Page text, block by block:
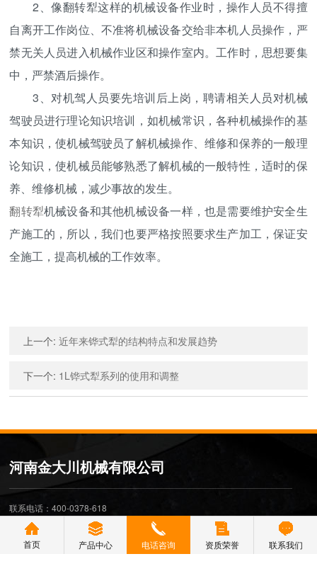
2、像翻转犁这样的机械设备作业时，操作人员不得擅
自离开工作岗位、不准将机械设备交给非本机人员操作，严
禁无关人员进入机械作业区和操作室内。工作时，思想要集
中，严禁酒后操作。
3、对机驾人员要先培训后上岗，聘请相关人员对机械
驾驶员进行理论知识培训，如机械常识，各种机械操作的基
本知识，使机械驾驶员了解机械操作、维修和保养的一般理
论知识，使机械员能够熟悉了解机械的一般特性，适时的保
养、维修机械，减少事故的发生。
翻转犁机械设备和其他机械设备一样，也是需要维护安全生
产施工的，所以，我们也要严格按照要求生产加工，保证安
全施工，提高机械的工作效率。
上一个: 近年来铧式犁的结构特点和发展趋势
下一个: 1L铧式犁系列的使用和调整
河南金大川机械有限公司
联系电话：400-0378-618
河南办事处：0371-27288666
邮箱：hnjdcjx@163.com
首页 产品中心 电话咨询 资质荣誉 联系我们